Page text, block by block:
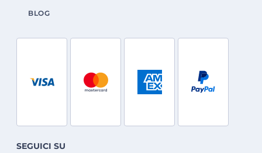
BLOG
SEGUICI SU